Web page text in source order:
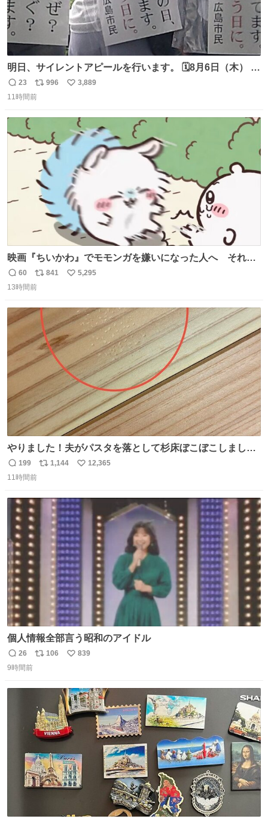
明日、サイレントアピールを行います。 🗓️8月6日（木） ⏰
[時間]7：45 集合 📍[場所]元安橋本通(東)側、観光船乗り場
前ベンチ周辺 声は上げません。ただ、静かに立ちます。お
返
信
23
リ
ポ
数
996
い
3,889
11時間前
映画『ちいかわ』でモモンガを嫌いになった人へ それで
も愛される理由と可能性 kai-you.net/article/96186 『映画
ちいかわ 人魚の島のひみつ』を3回観て、原作も追ってい
す。ちいかわ初心者向けです🖊
返
信
60
リ
ポ
ト
数
841
い
数
5,295
13時間前
やりました！夫がパスタを落として杉床ぼこぼこしまし
た！よかったーーー！ファーストぼこぼこ自分じゃなく
て！これで第二波いつでもいけます！！！✌️いやーほっと
は乾燥パスタに負けます。豆腐くらいやわやわです。
返
信
199
リ
1,144
い
数
12,365
11時間前
個人情報全部言う昭和のアイドル
返
信
26
リ
数
106
い
数
839
9時間前